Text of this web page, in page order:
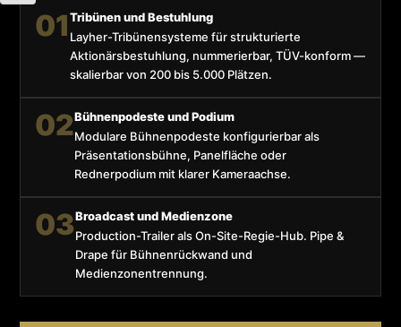
01Tribünen und Bestuhlung
Layher-Tribünensysteme für strukturierte
Aktionärsbestuhlung, nummerierbar, TÜV-konform —
skalierbar von 200 bis 5.000 Plätzen.
02Bühnenpodeste und Podium
Modulare Bühnenpodeste konfigurierbar als
Präsentationsbühne, Panelfläche oder
Rednerpodium mit klarer Kameraachse.
03Broadcast und Medienzone
Production-Trailer als On-Site-Regie-Hub. Pipe &
Drape für Bühnenrückwand und
Medienzonentrennung.